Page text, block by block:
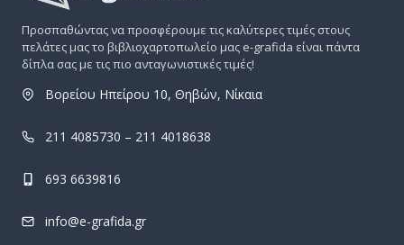
Προσπαθώντας να προσφέρουμε τις καλύτερες τιμές στους
πελάτες μας το βιβλιοχαρτοπωλείο μας e-grafida είναι πάντα
δίπλα σας με τις πιο ανταγωνιστικές τιμές!
Βορείου Ηπείρου 10, Θηβών, Νίκαια
211 4085730 – 211 4018638
693 6639816
info@e-grafida.gr